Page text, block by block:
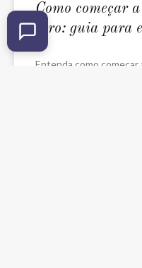
Como começar
zero: guia para
instrumento
Entenda como começar